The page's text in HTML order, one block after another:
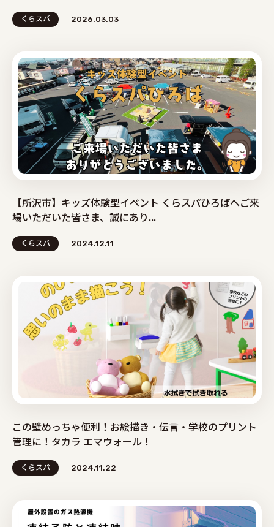
くらスパ 2026.03.03
【所沢市】キッズ体験型イベント くらスパひろばへご来
場いただいた皆さま、誠にあり...
くらスパ 2024.12.11
この壁めっちゃ便利！お絵描き・伝言・学校のプリント
管理に！タカラ エマウォール！
くらスパ 2024.11.22